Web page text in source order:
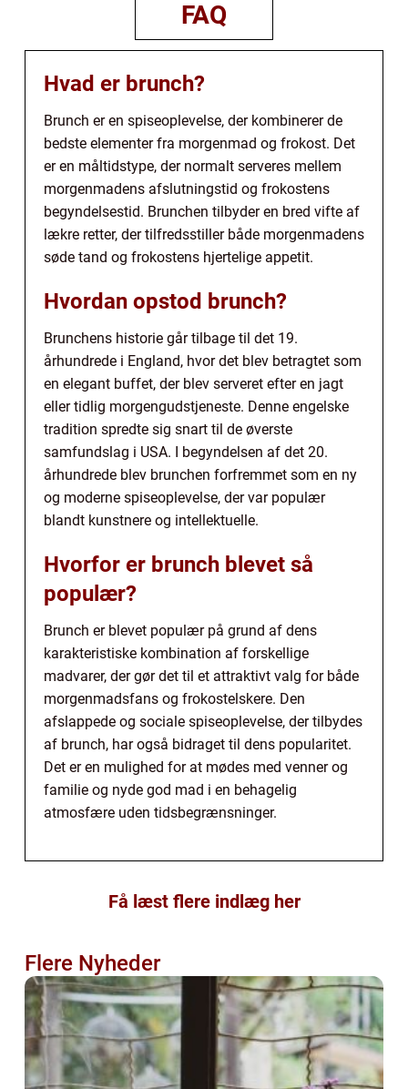
FAQ
Hvad er brunch?
Brunch er en spiseoplevelse, der kombinerer de
bedste elementer fra morgenmad og frokost. Det
er en måltidstype, der normalt serveres mellem
morgenmadens afslutningstid og frokostens
begyndelsestid. Brunchen tilbyder en bred vifte af
lækre retter, der tilfredsstiller både morgenmadens
søde tand og frokostens hjertelige appetit.
Hvordan opstod brunch?
Brunchens historie går tilbage til det 19.
århundrede i England, hvor det blev betragtet som
en elegant buffet, der blev serveret efter en jagt
eller tidlig morgengudstjeneste. Denne engelske
tradition spredte sig snart til de øverste
samfundslag i USA. I begyndelsen af det 20.
århundrede blev brunchen forfremmet som en ny
og moderne spiseoplevelse, der var populær
blandt kunstnere og intellektuelle.
Hvorfor er brunch blevet så
populær?
Brunch er blevet populær på grund af dens
karakteristiske kombination af forskellige
madvarer, der gør det til et attraktivt valg for både
morgenmadsfans og frokostelskere. Den
afslappede og sociale spiseoplevelse, der tilbydes
af brunch, har også bidraget til dens popularitet.
Det er en mulighed for at mødes med venner og
familie og nyde god mad i en behagelig
atmosfære uden tidsbegrænsninger.
Få læst flere indlæg her
Flere Nyheder